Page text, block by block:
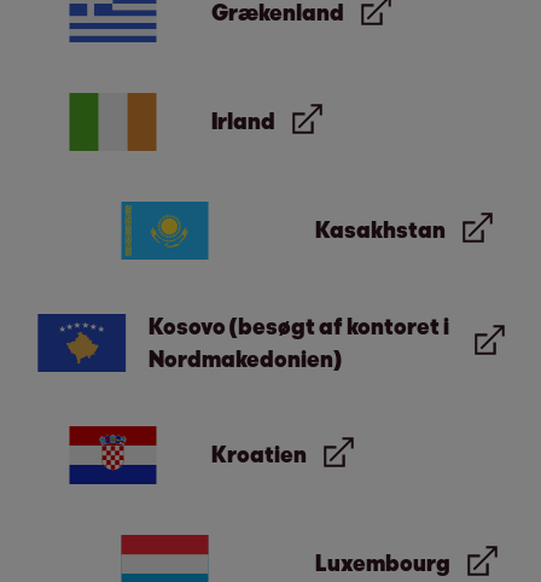
Grækenland
Irland
Kasakhstan
Kosovo (besøgt af kontoret i
Nordmakedonien)
Kroatien
Luxembourg